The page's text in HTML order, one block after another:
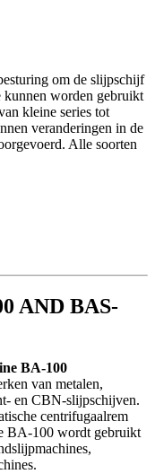
om de slijpschijf
worden gebruikt
kleine series tot
veranderingen in de
Alle soorten
AND BAS-
BA-100
van metalen,
en CBN-slijpschijven.
centrifugaalrem
BA-100 wordt gebruikt